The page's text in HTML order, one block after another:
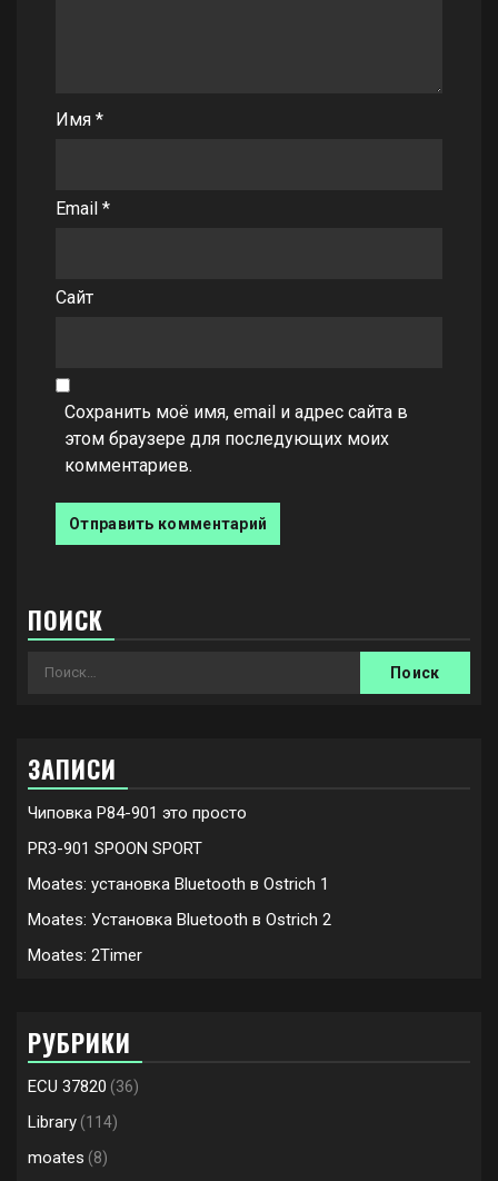
Имя *
Email *
Сайт
Сохранить моё имя, email и адрес сайта в
этом браузере для последующих моих
комментариев.
ПОИСК
Найти:
ЗАПИСИ
Чиповка P84-901 это просто
PR3-901 SPOON SPORT
Moates: установка Bluetooth в Ostrich 1
Moates: Установка Bluetooth в Ostrich 2
Moates: 2Timer
РУБРИКИ
ECU 37820 (36)
Library (114)
moates (8)